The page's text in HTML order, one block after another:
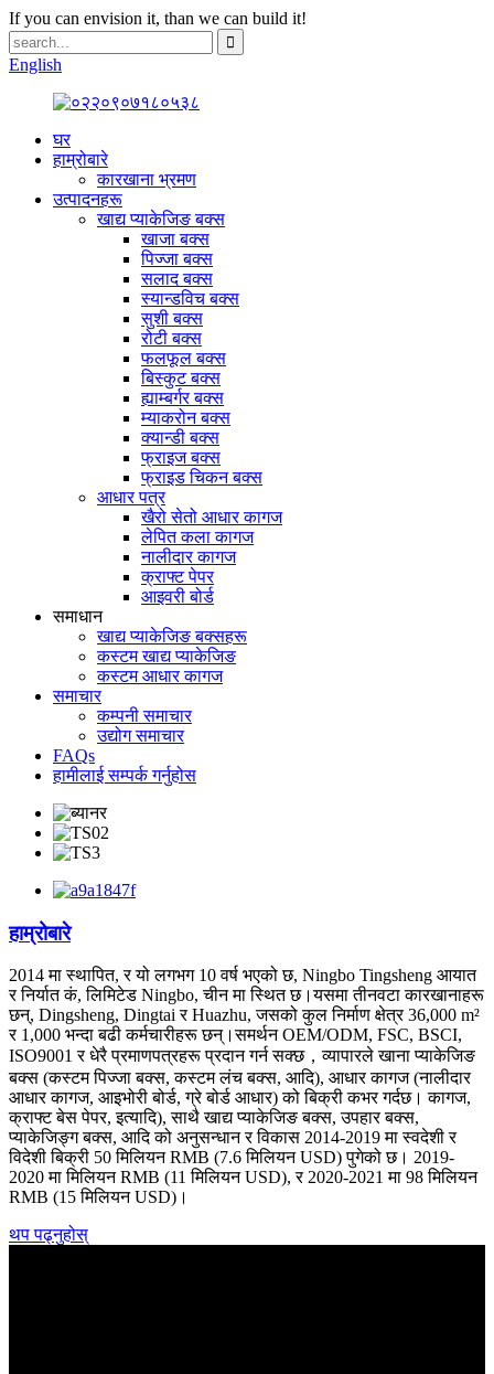
If you can envision it, than we can build it!
English
घर
हाम्रोबारे
कारखाना भ्रमण
उत्पादनहरू
खाद्य प्याकेजिङ बक्स
खाजा बक्स
पिज्जा बक्स
सलाद बक्स
स्यान्डविच बक्स
सुशी बक्स
रोटी बक्स
फलफूल बक्स
बिस्कुट बक्स
ह्याम्बर्गर बक्स
म्याकरोन बक्स
क्यान्डी बक्स
फ्राइज बक्स
फ्राइड चिकन बक्स
आधार पत्र
खैरो सेतो आधार कागज
लेपित कला कागज
नालीदार कागज
क्राफ्ट पेपर
आइवरी बोर्ड
समाधान
खाद्य प्याकेजिङ बक्सहरू
कस्टम खाद्य प्याकेजिङ
कस्टम आधार कागज
समाचार
कम्पनी समाचार
उद्योग समाचार
FAQs
हामीलाई सम्पर्क गर्नुहोस
हाम्रोबारे
2014 मा स्थापित, र यो लगभग 10 वर्ष भएको छ, Ningbo Tingsheng आयात
र निर्यात कं, लिमिटेड Ningbo, चीन मा स्थित छ।यसमा तीनवटा कारखानाहरू
छन्, Dingsheng, Dingtai र Huazhu, जसको कुल निर्माण क्षेत्र 36,000 m²
र 1,000 भन्दा बढी कर्मचारीहरू छन्।समर्थन OEM/ODM, FSC, BSCI,
ISO9001 र धेरै प्रमाणपत्रहरू प्रदान गर्न सक्छ，व्यापारले खाना प्याकेजिङ
बक्स (कस्टम पिज्जा बक्स, कस्टम लंच बक्स, आदि), आधार कागज (नालीदार
आधार कागज, आइभोरी बोर्ड, ग्रे बोर्ड आधार) को बिक्री कभर गर्दछ। कागज,
क्राफ्ट बेस पेपर, इत्यादि), साथै खाद्य प्याकेजिङ बक्स, उपहार बक्स,
प्याकेजिङ्ग बक्स, आदि को अनुसन्धान र विकास 2014-2019 मा स्वदेशी र
विदेशी बिक्री 50 मिलियन RMB (7.6 मिलियन USD) पुगेको छ। 2019-
2020 मा मिलियन RMB (11 मिलियन USD), र 2020-2021 मा 98 मिलियन
RMB (15 मिलियन USD)।
थप पढ्नुहोस्